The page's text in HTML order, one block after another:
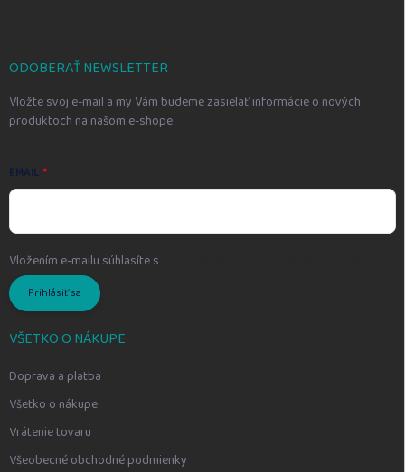
ODOBERAŤ NEWSLETTER
Vložte svoj e-mail a my Vám budeme zasielať informácie o nových
produktoch na našom e-shope.
EMAIL
Vložením e-mailu súhlasíte s
Prihlásiť sa
VŠETKO O NÁKUPE
Doprava a platba
Všetko o nákupe
Vrátenie tovaru
Všeobecné obchodné podmienky